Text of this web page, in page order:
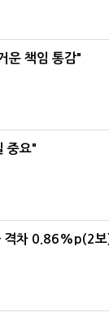
운 책임 통감"
중요"
격차 0.86%p(2보